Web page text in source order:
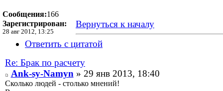
Сообщения:166
Зарегистрирован:
28 авг 2012, 13:25
Вернуться к началу
Ответить с цитатой
Re: Брак по расчету
Ank-sy-Namyn » 29 янв 2013, 18:40
Сколько людей - столько мнений!